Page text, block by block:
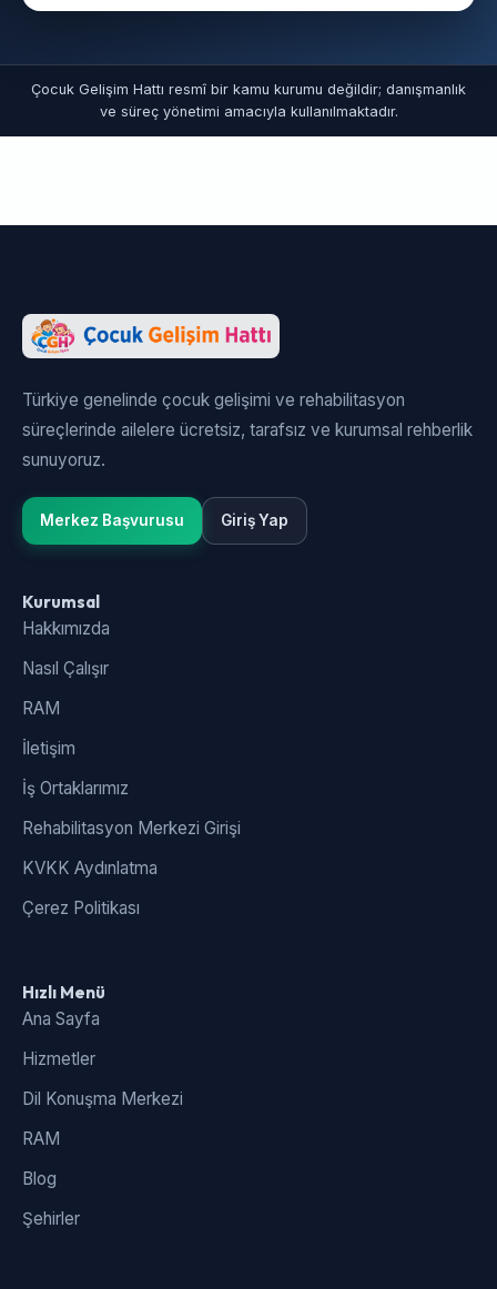
Çocuk Gelişim Hattı resmî bir kamu kurumu değildir; danışmanlık
ve süreç yönetimi amacıyla kullanılmaktadır.
Türkiye genelinde çocuk gelişimi ve rehabilitasyon
süreçlerinde ailelere ücretsiz, tarafsız ve kurumsal rehberlik
sunuyoruz.
Merkez Başvurusu Giriş Yap
Kurumsal
Hakkımızda
Nasıl Çalışır
RAM
İletişim
İş Ortaklarımız
Rehabilitasyon Merkezi Girişi
KVKK Aydınlatma
Çerez Politikası
Hızlı Menü
Ana Sayfa
Hizmetler
Dil Konuşma Merkezi
RAM
Blog
Şehirler